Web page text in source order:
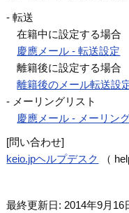
- 転送
在籍中に設定する場合
慶應メール - 転送設定
離籍後に設定する場合
離籍後のメール転送設
- メーリングリスト
慶應メール - メーリン
[問い合わせ]
keio.jpヘルプデスク
（
最終更新日: 2014年9月16